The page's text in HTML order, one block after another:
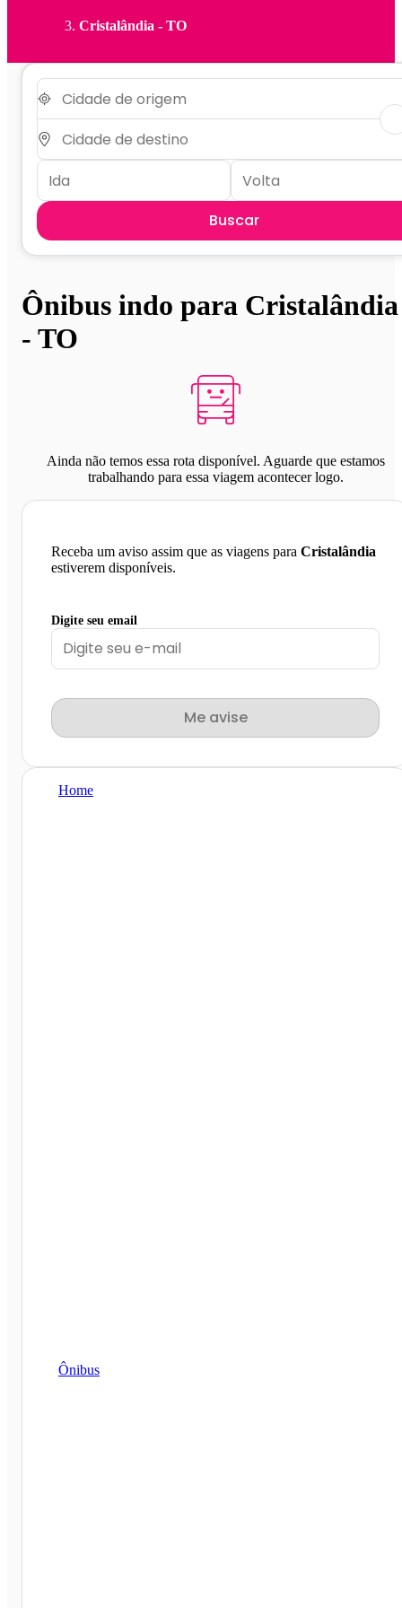
Cristalândia - TO
Buscar
Ônibus indo para Cristalândia
- TO
Ainda não temos essa rota disponível. Aguarde que estamos
trabalhando para essa viagem acontecer logo.
Receba um aviso assim que as viagens para Cristalândia
estiverem disponíveis.
Digite seu email
Me avise
Home
Ônibus